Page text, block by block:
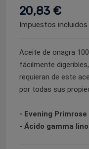
20,83 €
Impuestos incluidos
Aceite de onagra
fácilmente
requieran de este
por todas sus
- Evening Primrose
- Ácido gamma